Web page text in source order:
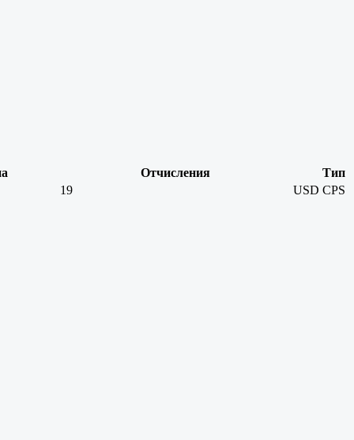
Отчисления
Тип
19
USD CPS